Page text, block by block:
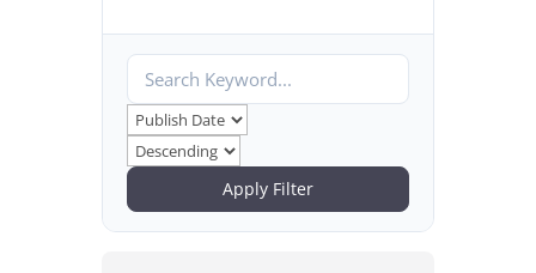
Apply Filter